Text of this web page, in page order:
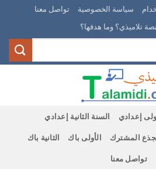
سياسة الخصوصية
تواصل معنا
تلاميذي؟ وما هدفها؟
إعدادي السنة الثانية إعدادي
المشترك الأولى باك الثانية باك
تواصل معنا